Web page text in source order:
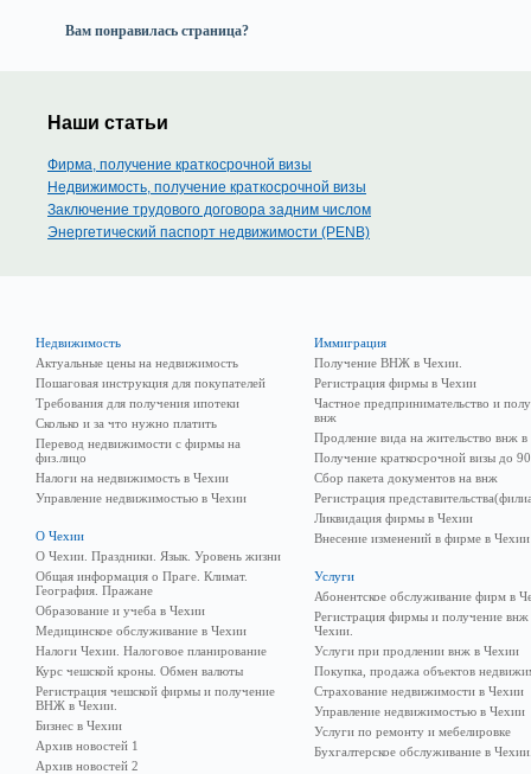
Вам понравилась страница?
Наши статьи
Фирма, получение краткосрочной визы
Недвижимость, получение краткосрочной визы
Заключение трудового договора задним числом
Энергетический паспорт недвижимости (PENB)
Недвижимость
Актуальные цены на недвижимость
Пошаговая инструкция для покупателей
Требования для получения ипотеки
Сколько и за что нужно платить
Перевод недвижимости с фирмы на
физ.лицо
Налоги на недвижимость в Чехии
Управление недвижимостью в Чехии
О Чехии
О Чехии. Праздники. Язык. Уровень жизни
Общая информация о Праге. Климат.
География. Пражане
Образование и учеба в Чехии
Медицинское обслуживание в Чехии
Налоги Чехии. Налоговое планирование
Курс чешской кроны. Обмен валюты
Регистрация чешской фирмы и получение
ВНЖ в Чехии.
Бизнес в Чехии
Архив новостей 1
Архив новостей 2
Иммиграция
Получение ВНЖ в Чехии.
Регистрация фирмы в Чехии
Частное предпринимательство и
внж
Продление вида на жительство внж
Получение краткосрочной визы до
Сбор пакета документов на внж
Регистрация
Ликвидация фирмы в Чехии
Внесение изменений в фирме в Чехии
Услуги
Абонентское обслуживание фирм в
Регистрация фирмы и получение внж
Чехии.
Услуги при продлении внж в Чехии
Покупка, продажа объектов
Страхование недвижимости в Чехии
Управление недвижимостью в Чехии
Услуги по ремонту и мебелировке
Бухгалтерское обслуживание в